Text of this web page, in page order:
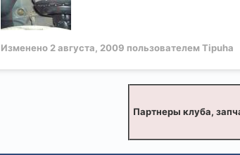
Изменено 2 августа, 2009 пользователем Tipuha
Партнеры клуба,